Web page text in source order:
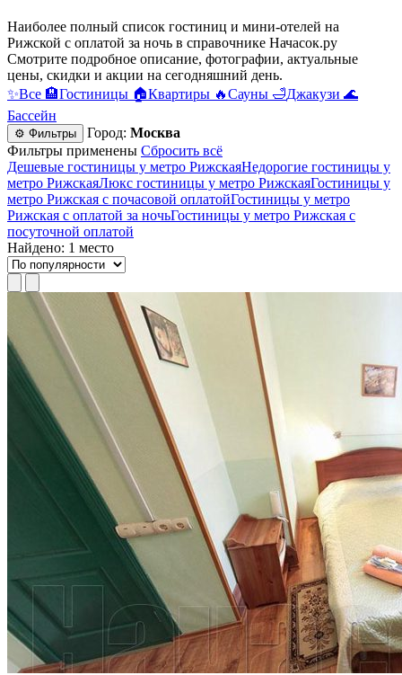
Наиболее полный список гостиниц и мини-отелей на
Рижской с оплатой за ночь в справочнике Начасок.ру
Смотрите подробное описание, фотографии, актуальные
цены, скидки и акции на сегодняшний день.
✨Все 🏨Гостиницы 🏠Квартиры 🔥Сауны 🛁Джакузи 🌊
Бассейн
⚙ Фильтры Город: Москва
Фильтры применены Сбросить всё
Дешевые гостиницы у метро РижскаяНедорогие гостиницы у
метро РижскаяЛюкс гостиницы у метро РижскаяГостиницы у
метро Рижская c почасовой оплатойГостиницы у метро
Рижская с оплатой за ночьГостиницы у метро Рижская c
посуточной оплатой
Найдено: 1 место